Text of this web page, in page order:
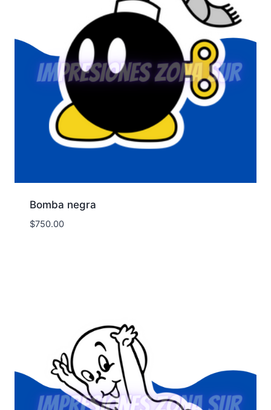
Bomba negra
$750.00